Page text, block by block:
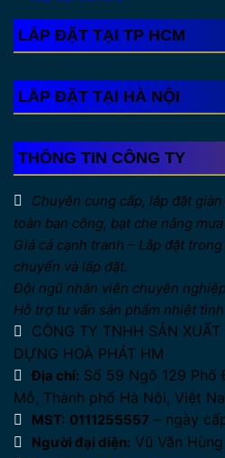
Lắp đặt camera
LẮP ĐẶT TẠI TP HCM
LẮP ĐẶT TẠI HÀ NỘI
THÔNG TIN CÔNG TY
Chuyên cung cấp, lắp đặt
toàn ban công, bạt che nắng
Giá cả cạnh tranh – Lắp đặt
chuyển và lắp đặt.
Đội ngũ nhân viên chuyên nghiệp
Hỗ trợ tư vấn sản phẩm nhiệt tình
CÔNG TY TNHH SẢN
DỰNG HOÀ PHÁT HM
Địa chỉ: Số 59 Ngõ 129 Phố
Mỗ, Thành phố Hà Nội, Việt
MST: 0111255557 – ngày
Người đại diện: Vũ Văn Hùng